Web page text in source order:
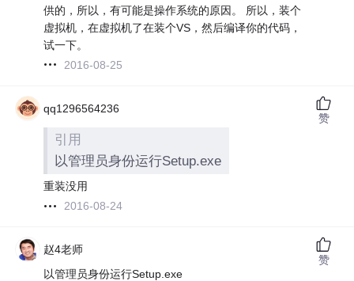
供的，所以，有可能是操作系统的原因。 所以，装个
虚拟机，在虚拟机了在装个VS，然后编译你的代码，
试一下。
2016-08-25
qq1296564236
引用
以管理员身份运行Setup.exe
重装没用
2016-08-24
赞
赵4老师
以管理员身份运行Setup.exe
赞